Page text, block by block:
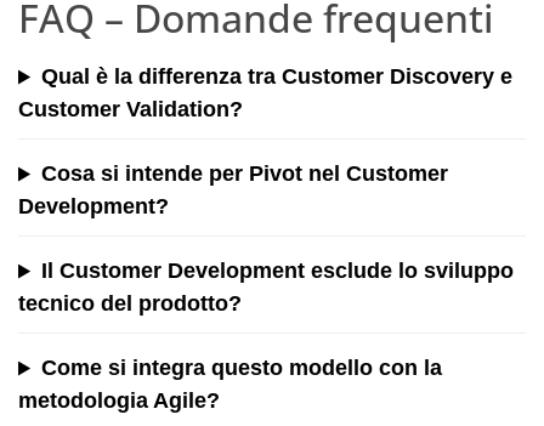
FAQ – Domande frequenti
Qual è la differenza tra Customer Discovery e
Customer Validation?
Cosa si intende per Pivot nel Customer
Development?
Il Customer Development esclude lo sviluppo
tecnico del prodotto?
Come si integra questo modello con la
metodologia Agile?